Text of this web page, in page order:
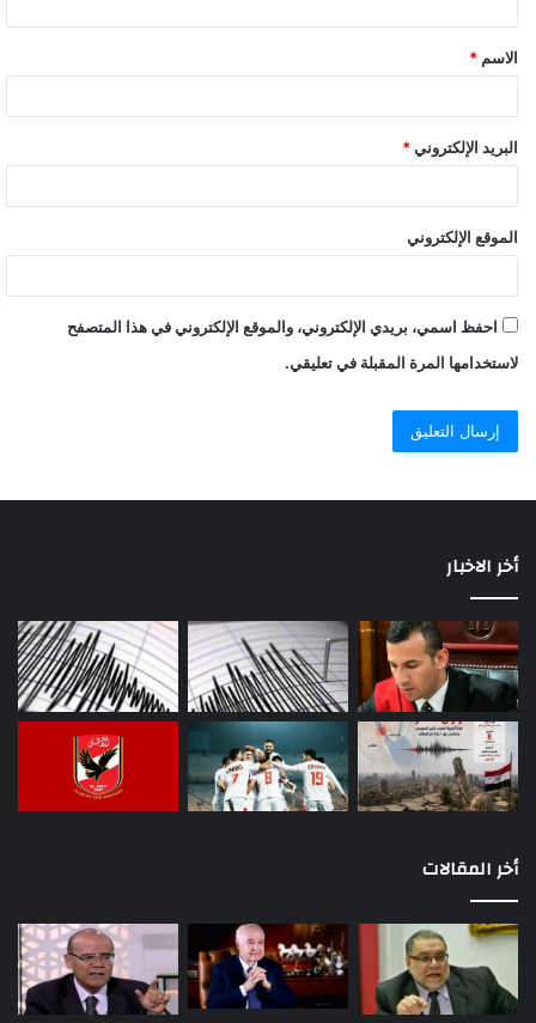
الاسم *
البريد الإلكتروني *
الموقع الإلكتروني
احفظ اسمي، بريدي الإلكتروني، والموقع الإلكتروني في هذا المتصفح
لاستخدامها المرة المقبلة في تعليقي.
أخر الاخبار
أخر المقالات